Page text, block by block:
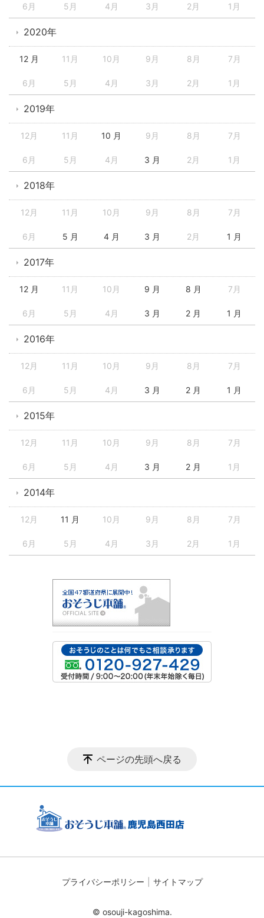
6月 5月 4月 3月 2月 1月
2020年
12 月 11月 10月 9月 8月 7月
6月 5月 4月 3月 2月 1月
2019年
12月 11月 10 月 9月 8月 7月
6月 5月 4月 3 月 2月 1月
2018年
12月 11月 10月 9月 8月 7月
6月 5 月 4 月 3 月 2月 1 月
2017年
12 月 11月 10月 9 月 8 月 7月
6月 5月 4月 3 月 2 月 1 月
2016年
12月 11月 10月 9月 8月 7月
6月 5月 4月 3 月 2 月 1 月
2015年
12月 11月 10月 9月 8月 7月
6月 5月 4月 3 月 2 月 1月
2014年
12月 11 月 10月 9月 8月 7月
6月 5月 4月 3月 2月 1月
ページの先頭へ戻る
プライバシーポリシー サイトマップ
© osouji-kagoshima.